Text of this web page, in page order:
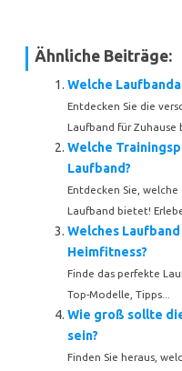
Ähnliche Beiträge:
Welche
Entdecken Sie die
Laufband für Zuhause
Welche
Laufband?
Entdecken Sie,
Laufband bietet!
Welches
Heimfitness?
Finde das perfekte
Top-Modelle, Tipps...
Wie groß sollte
sein?
Finden Sie heraus,